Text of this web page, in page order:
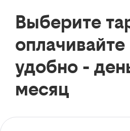
Выберите
оплачивайте
удобно -
месяц